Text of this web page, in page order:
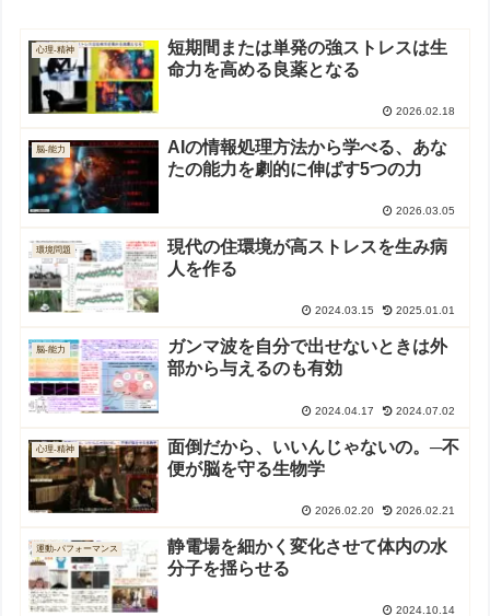
心理-精神
短期間または単発の強ストレスは生
命力を高める良薬となる
2026.02.18
脳-能力
AIの情報処理方法から学べる、あな
たの能力を劇的に伸ばす5つの力
2026.03.05
環境問題
現代の住環境が高ストレスを生み病
人を作る
2024.03.15 2025.01.01
脳-能力
ガンマ波を自分で出せないときは外
部から与えるのも有効
2024.04.17 2024.07.02
心理-精神
面倒だから、いいんじゃないの。─不
便が脳を守る生物学
2026.02.20 2026.02.21
運動-パフォーマンス
静電場を細かく変化させて体内の水
分子を揺らせる
2024.10.14